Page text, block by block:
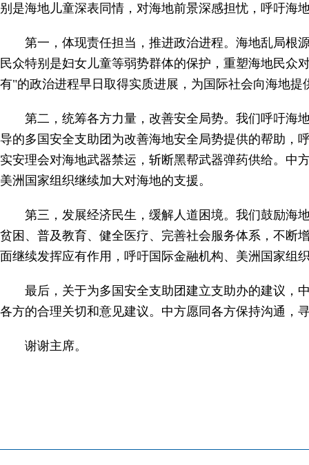
别是海地儿童深表同情，对海地前景深感担忧，呼吁海
第一，体现责任担当，推进政治进程。海地乱局根
民众特别是妇女儿童等弱势群体的保护，重塑海地民众
有"的政治进程早日取得实质进展，为国际社会向海地
第二，统筹各方力量，改善安全局势。我们呼吁海
导的多国安全支助团为改善海地安全局势提供的帮助，
实安理会对海地武器禁运，斩断黑帮武器弹药供给。中
美洲国家组织继续加大对海地的支援。
第三，发展经济民生，缓解人道困境。我们鼓励海
贫困、普及教育、健全医疗、完善社会服务体系，不断
面继续发挥应有作用，呼吁国际金融机构、美洲国家组
最后，关于为多国安全支助团建立支助办的建议，
各方的合理关切和意见建议。中方愿同各方保持沟通，
谢谢主席。